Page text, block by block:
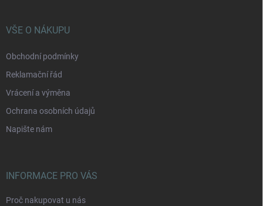
VŠE O NÁKUPU
Obchodní podmínky
Reklamační řád
Vrácení a výměna
Ochrana osobních údajů
Napište nám
INFORMACE PRO VÁS
Proč nakupovat u nás